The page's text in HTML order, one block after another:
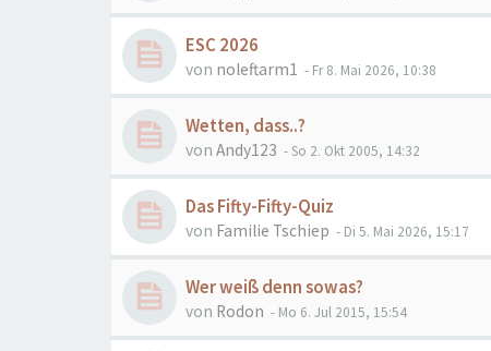
ESC 2026
von noleftarm1 - Fr 8. Mai 2026, 10:38
Wetten, dass..?
von Andy123 - So 2. Okt 2005, 14:32
Das Fifty-Fifty-Quiz
von Familie Tschiep - Di 5. Mai 2026, 15:17
Wer weiß denn sowas?
von Rodon - Mo 6. Jul 2015, 15:54